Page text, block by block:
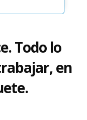
Todo lo
en